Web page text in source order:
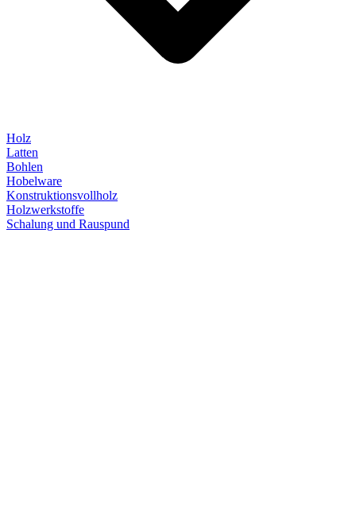
Holz
Latten
Bohlen
Hobelware
Konstruktionsvollholz
Holzwerkstoffe
Schalung und Rauspund